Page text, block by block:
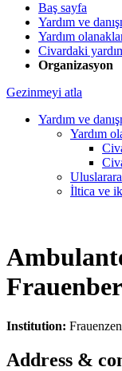
Baş sayfa
Yardım ve
Yardım
Civardaki
Organizasyon
Gezinmeyi atla
Yardım ve
Yardım
İltica ve
Institution:
Address &